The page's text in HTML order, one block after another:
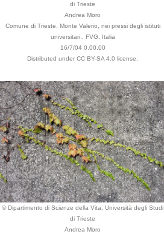
di Trieste
Andrea Moro
Comune di Trieste, Monte Valerio, nei pressi degli istituti
universitari., FVG, Italia
16/7/04 0.00.00
Distributed under CC BY-SA 4.0 license.
© Dipartimento di Scienze della Vita, Università degli Studi
di Trieste
Andrea Moro